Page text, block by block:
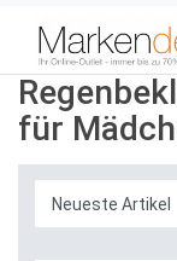
für